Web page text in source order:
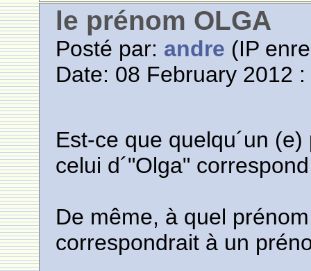
le prénom OLGA
Posté par: andre (IP
Date: 08 February 2012
Est-ce que quelqu´un
celui d´"Olga"
De même, à quel
correspondrait à un